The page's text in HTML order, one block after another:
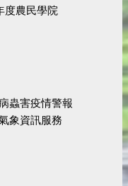
度農民學院
蟲害疫情警報
象資訊服務